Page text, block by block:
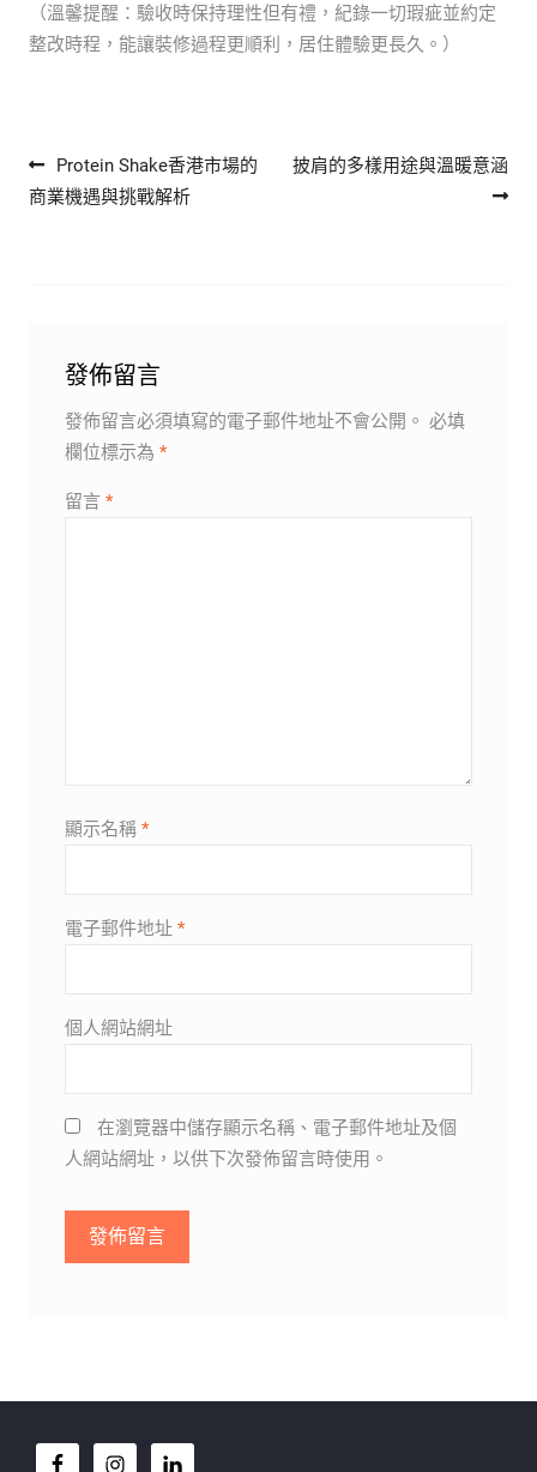
（溫馨提醒：驗收時保持理性但有禮，紀錄一切瑕疵並約定
整改時程，能讓裝修過程更順利，居住體驗更長久。）
文章導覽
Protein Shake香港市場的
商業機遇與挑戰解析
披肩的多樣用途與溫暖意涵
發佈留言
發佈留言必須填寫的電子郵件地址不會公開。 必填
欄位標示為 *
留言 *
顯示名稱 *
電子郵件地址 *
個人網站網址
在瀏覽器中儲存顯示名稱、電子郵件地址及個
人網站網址，以供下次發佈留言時使用。